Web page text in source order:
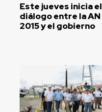
Este jueves inicia el
diálogo entre la AN
2015 y el gobierno